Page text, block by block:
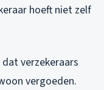
hoeft niet zelf
verzekeraars
vergoeden.